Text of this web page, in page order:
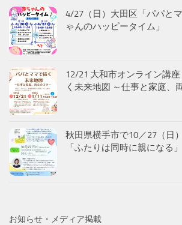
4/27（日）大田区「パパと
ゃんのハッピータイム」
12/21 大和市オンライン講
く未来地図 ～仕事と家庭、
秋田県横手市で10／27（日
「ふたりは同時に親になる」
お知らせ・メディア掲載